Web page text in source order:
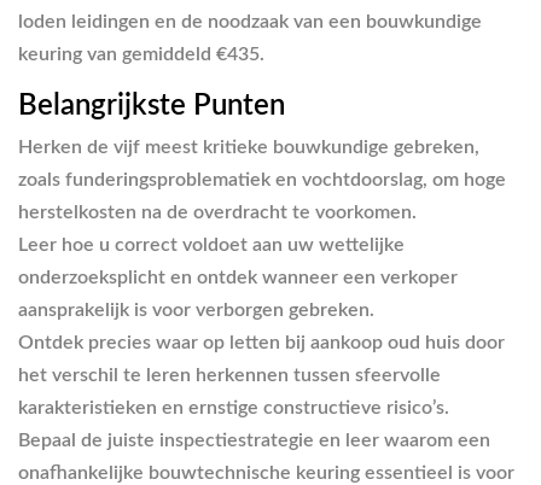
loden leidingen en de noodzaak van een bouwkundige
keuring van gemiddeld €435.
Belangrijkste Punten
Herken de vijf meest kritieke bouwkundige gebreken,
zoals funderingsproblematiek en vochtdoorslag, om hoge
herstelkosten na de overdracht te voorkomen.
Leer hoe u correct voldoet aan uw wettelijke
onderzoeksplicht en ontdek wanneer een verkoper
aansprakelijk is voor verborgen gebreken.
Ontdek precies waar op letten bij aankoop oud huis door
het verschil te leren herkennen tussen sfeervolle
karakteristieken en ernstige constructieve risico’s.
Bepaal de juiste inspectiestrategie en leer waarom een
onafhankelijke bouwtechnische keuring essentieel is voor